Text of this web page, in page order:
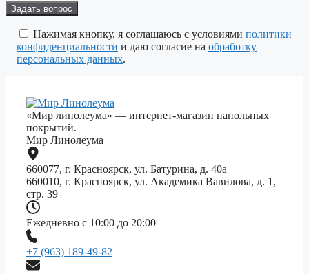
Оставьте
это
поле
пустым.
Нажимая кнопку, я соглашаюсь с условиями политики
конфиденциальности и даю согласие на обработку
персональных данных.
«Мир линолеума» — интернет-магазин напольных
покрытий.
Мир Линолеума
660077, г. Красноярск, ул. Батурина, д. 40а
660010, г. Красноярск, ул. Академика Вавилова, д. 1,
стр. 39
Ежедневно с 10:00 до 20:00
+7 (963) 189-49-82